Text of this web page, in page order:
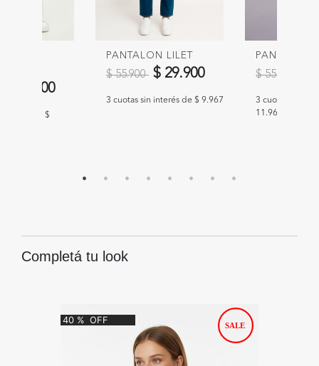
de
$ 35.900
interés de $
PANTALON LILET
Precio reducido de
$ 55.900 a$ 29.900
3 cuotas sin interés de $ 9.967
PANTALON
Precio
$ 55.900
3 cuotas sin
11.967
Completá tu look
40 % OFF